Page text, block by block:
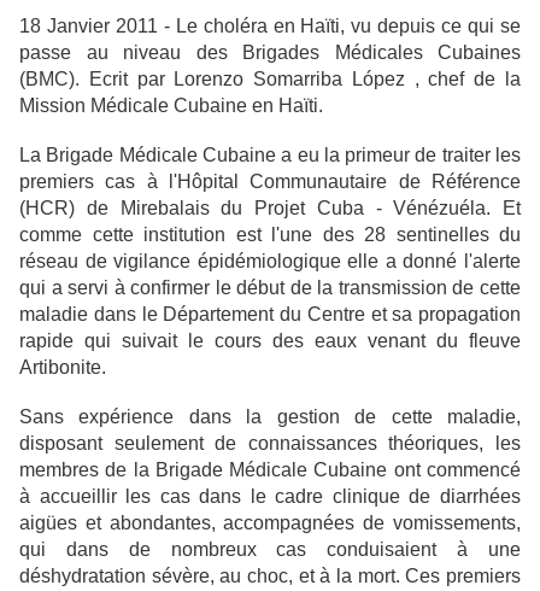
18 Janvier 2011 - Le choléra en Haïti, vu depuis ce qui se
passe au niveau des Brigades Médicales Cubaines
(BMC). Ecrit par Lorenzo Somarriba López , chef de la
Mission Médicale Cubaine en Haïti.
La Brigade Médicale Cubaine a eu la primeur de traiter les
premiers cas à l'Hôpital Communautaire de Référence
(HCR) de Mirebalais du Projet Cuba - Vénézuéla. Et
comme cette institution est l'une des 28 sentinelles du
réseau de vigilance épidémiologique elle a donné l'alerte
qui a servi à confirmer le début de la transmission de cette
maladie dans le Département du Centre et sa propagation
rapide qui suivait le cours des eaux venant du fleuve
Artibonite.
Sans expérience dans la gestion de cette maladie,
disposant seulement de connaissances théoriques, les
membres de la Brigade Médicale Cubaine ont commencé
à accueillir les cas dans le cadre clinique de diarrhées
aigües et abondantes, accompagnées de vomissements,
qui dans de nombreux cas conduisaient à une
déshydratation sévère, au choc, et à la mort. Ces premiers